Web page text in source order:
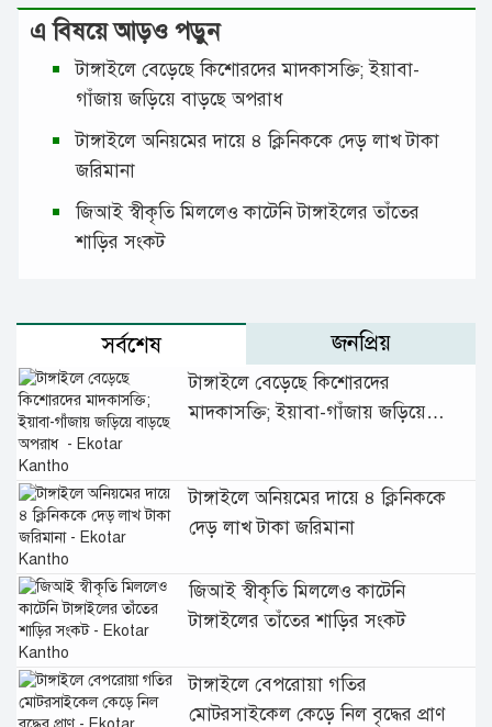
এ বিষয়ে আড়ও পড়ুন
টাঙ্গাইলে বেড়েছে কিশোরদের মাদকাসক্তি; ইয়াবা-
গাঁজায় জড়িয়ে বাড়ছে অপরাধ
টাঙ্গাইলে অনিয়মের দায়ে ৪ ক্লিনিককে দেড় লাখ টাকা
জরিমানা
জিআই স্বীকৃতি মিললেও কাটেনি টাঙ্গাইলের তাঁতের
শাড়ির সংকট
সর্বশেষ জনপ্রিয়
টাঙ্গাইলে বেড়েছে কিশোরদের
মাদকাসক্তি; ইয়াবা-গাঁজায় জড়িয়ে
টাঙ্গাইলে অনিয়মের দায়ে ৪ ক্লিনিককে
দেড় লাখ টাকা জরিমানা
জিআই স্বীকৃতি মিললেও কাটেনি
টাঙ্গাইলের তাঁতের শাড়ির সংকট
টাঙ্গাইলে বেপরোয়া গতির
মোটরসাইকেল কেড়ে নিল বৃদ্ধের প্রাণ